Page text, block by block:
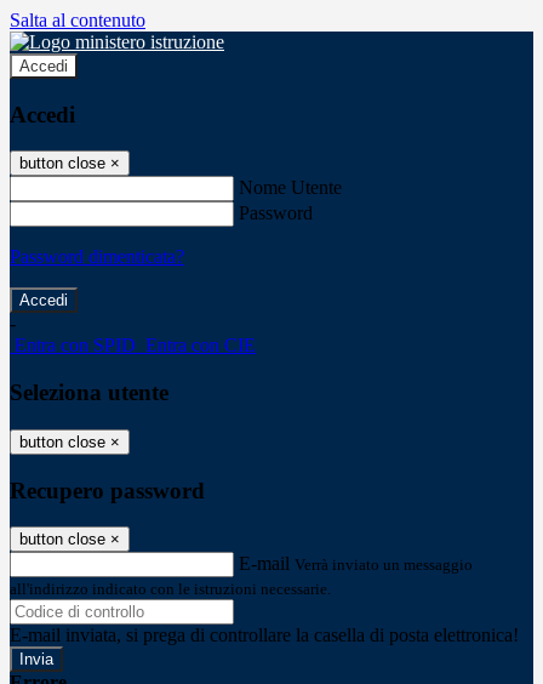
Salta al contenuto
Accedi
Accedi
button close ×
Nome Utente
Password
Password dimenticata?
-
Entra con SPID Entra con CIE
Seleziona utente
button close ×
Recupero password
button close ×
E-mail Verrà inviato un messaggio
all'indirizzo indicato con le istruzioni necessarie.
E-mail inviata, si prega di controllare la casella di posta elettronica!